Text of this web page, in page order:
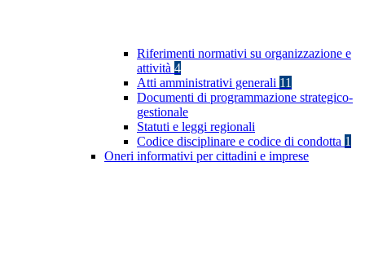
Riferimenti normativi su organizzazione e
attività 4
Atti amministrativi generali 11
Documenti di programmazione strategico-
gestionale
Statuti e leggi regionali
Codice disciplinare e codice di condotta 1
Oneri informativi per cittadini e imprese